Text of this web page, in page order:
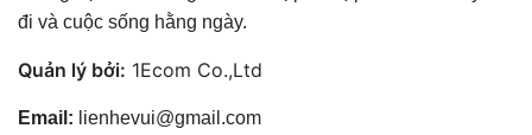
đi và cuộc sống hằng ngày.
Quản lý bởi: 1Ecom Co.,Ltd
Email: lienhevui@gmail.com